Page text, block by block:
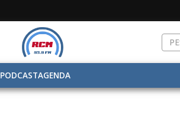
PODCASTAGENDA